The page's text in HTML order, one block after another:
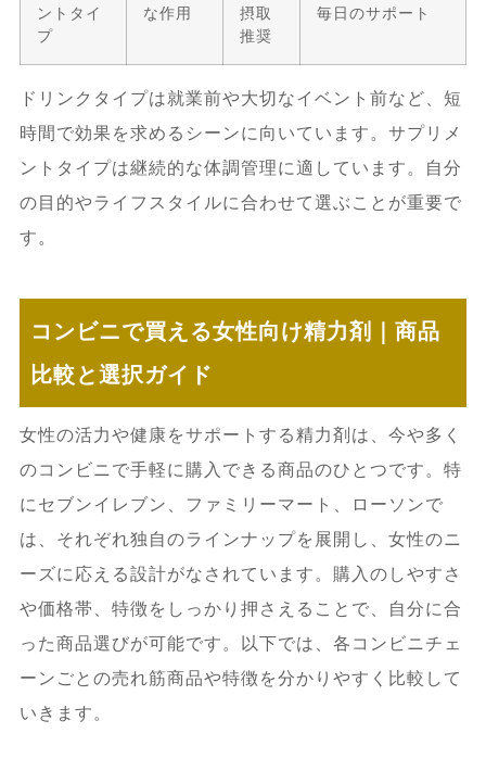
ントタイ
プ
な作用
摂取
推奨
毎日のサポート
ドリンクタイプは就業前や大切なイベント前など、短
時間で効果を求めるシーンに向いています。サプリメ
ントタイプは継続的な体調管理に適しています。自分
の目的やライフスタイルに合わせて選ぶことが重要で
す。
コンビニで買える女性向け精力剤｜商品
比較と選択ガイド
女性の活力や健康をサポートする精力剤は、今や多く
のコンビニで手軽に購入できる商品のひとつです。特
にセブンイレブン、ファミリーマート、ローソンで
は、それぞれ独自のラインナップを展開し、女性のニ
ーズに応える設計がなされています。購入のしやすさ
や価格帯、特徴をしっかり押さえることで、自分に合
った商品選びが可能です。以下では、各コンビニチェ
ーンごとの売れ筋商品や特徴を分かりやすく比較して
いきます。